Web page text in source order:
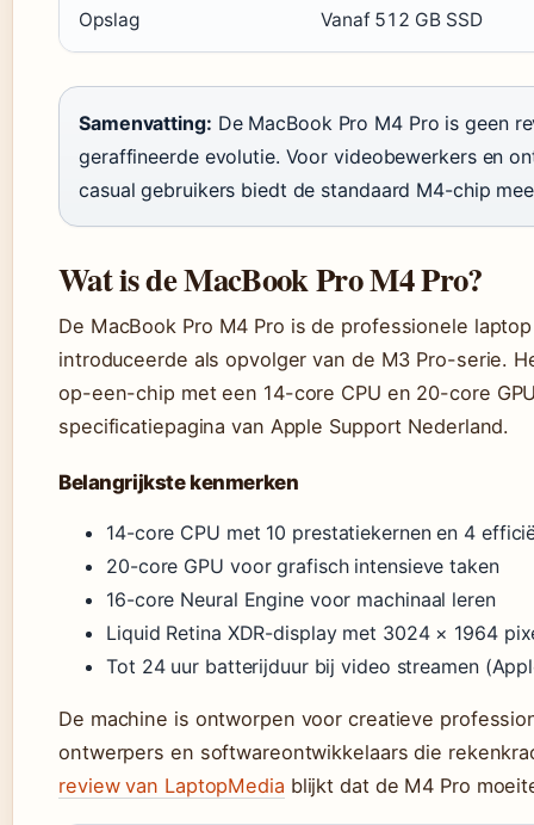
Opslag Vanaf 512 GB SSD
Samenvatting: De MacBook Pro M4 Pro is geen
geraffineerde evolutie. Voor videobewerkers en
casual gebruikers biedt de standaard M4-chip
Wat is de MacBook Pro M4 Pro?
De MacBook Pro M4 Pro is de professionele
introduceerde als opvolger van de M3 Pro-serie.
op-een-chip met een 14-core CPU en 20-core
specificatiepagina van Apple Support Nederland.
Belangrijkste kenmerken
14-core CPU met 10 prestatiekernen en 4
20-core GPU voor grafisch intensieve taken
16-core Neural Engine voor machinaal leren
Liquid Retina XDR-display met 3024 × 1964
Tot 24 uur batterijduur bij video streamen
De machine is ontworpen voor creatieve
ontwerpers en softwareontwikkelaars die
review van LaptopMedia blijkt dat de M4 Pro